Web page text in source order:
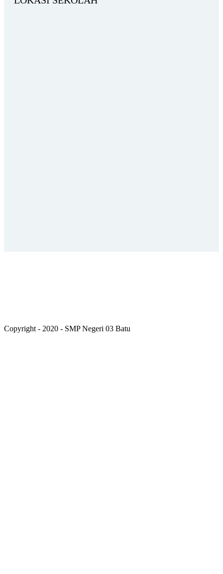
Copyright - 2020 - SMP Negeri 03 Batu